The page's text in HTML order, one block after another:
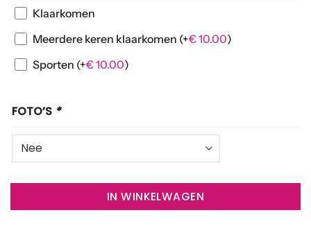
Klaarkomen
Meerdere keren klaarkomen (+€10.00)
Sporten (+€10.00)
FOTO’S *
IN WINKELWAGEN